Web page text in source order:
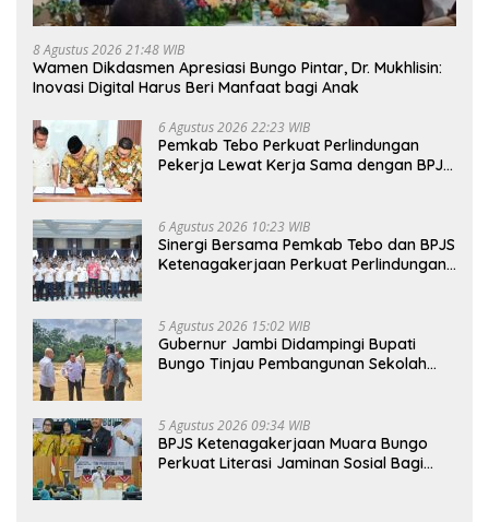
8 Agustus 2026 21:48 WIB
Wamen Dikdasmen Apresiasi Bungo Pintar, Dr. Mukhlisin:
Inovasi Digital Harus Beri Manfaat bagi Anak
6 Agustus 2026 22:23 WIB
Pemkab Tebo Perkuat Perlindungan
Pekerja Lewat Kerja Sama dengan BPJS
6 Agustus 2026 10:23 WIB
Sinergi Bersama Pemkab Tebo dan BPJS
Ketenagakerjaan Perkuat Perlindungan
5 Agustus 2026 15:02 WIB
Gubernur Jambi Didampingi Bupati
Bungo Tinjau Pembangunan Sekolah
5 Agustus 2026 09:34 WIB
BPJS Ketenagakerjaan Muara Bungo
Perkuat Literasi Jaminan Sosial Bagi